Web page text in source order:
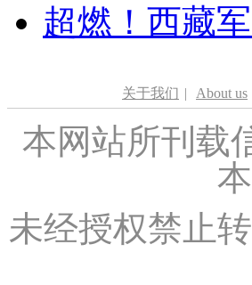
超燃！西藏
关于我们 | About us
本网站所刊载
未经授权禁止